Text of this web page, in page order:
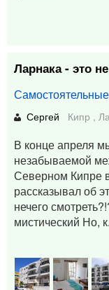
Ларнака - это
Сергей Кипр ,
В конце апреля
незабываемой
Северном Кипре
рассказывал об
нечего
мистический Но,